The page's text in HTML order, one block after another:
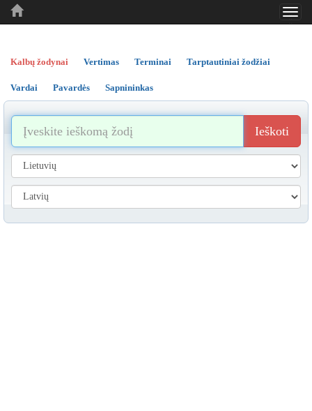
..
..
Kalbų žodynai Vertimas Terminai Tarptautiniai žodžiai
Vardai Pavardės Sapnininkas
Ieškoti